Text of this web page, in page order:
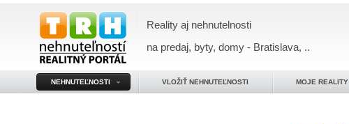
Reality aj nehnutelnosti
na predaj, byty, domy - Bratislava, ..
NEHNUTEĽNOSTI VLOŽIŤ NEHNUTEĽNOSTI MOJE REALITY